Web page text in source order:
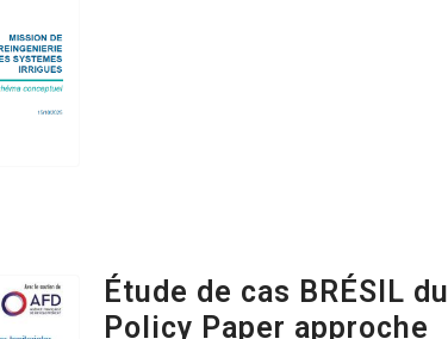
Étude de cas BRÉSIL du
Policy Paper approche